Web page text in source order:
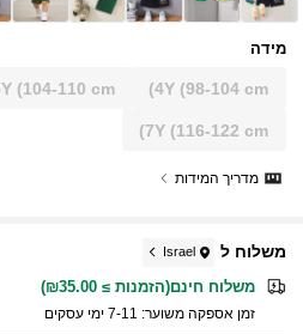
מידה
4Y (98-104 cm)
5Y(104-110 cm)
7Y (116-122 cm)
מדריך המידות
משלוח ל Israel
משלוח חינם(הזמנות ≥ ₪35.00)
זמן אספקה ​​משוער: 7-11 ימי עסקים